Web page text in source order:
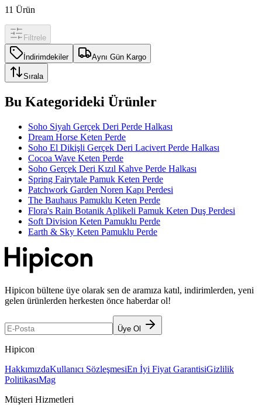
11 Ürün
Filtrele
İndirimdekiler Aynı Gün Kargo
Sırala
Bu Kategorideki Ürünler
Soho Siyah Gerçek Deri Perde Halkası
Dream Horse Keten Perde
Soho El Dikişli Gerçek Deri Lacivert Perde Halkası
Cocoa Wave Keten Perde
Soho Gerçek Deri Kızıl Kahve Perde Halkası
Spring Fairytale Pamuk Keten Perde
Patchwork Garden Noren Kapı Perdesi
The Bauhaus Pamuklu Keten Perde
Flora's Rain Botanik Aplikeli Pamuk Keten Duş Perdesi
Soft Division Keten Pamuklu Perde
Earth & Sky Keten Pamuklu Perde
Hipicon bültene üye olarak sen de aramıza katıl, indirimlerden, yeni
gelen ürünlerden herkesten önce haberdar ol!
Üye Ol
Hipicon
HakkımızdaKullanıcı SözleşmesiEn İyi Fiyat GarantisiGizlilik
PolitikasıMag
Müşteri Hizmetleri